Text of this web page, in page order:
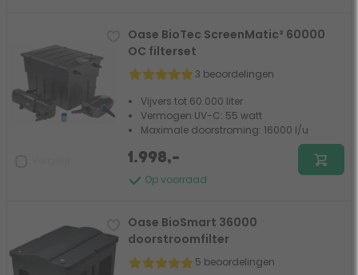
Oase BioTec ScreenMatic² 60000
OC filterset
3 beoordelingen
Vijvers tot 60.000 liter
Vermogen UV-C: 55 watt
Maximale doorstroming: 16000 l/u
Op voorraad
1.998,-
Oase BioSmart 36000
doorstroomfilter
5 beoordelingen